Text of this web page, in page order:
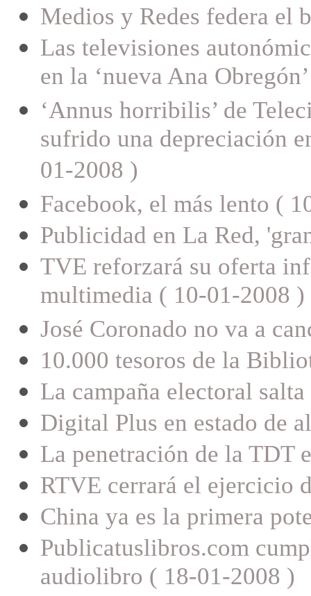
Medios y Redes federa el
Las televisiones
en la ‘nueva Ana
‘Annus horribilis’ de
sufrido una depreciación
01-2008 )
Facebook, el más lento (
Publicidad en La Red,
TVE reforzará su oferta
multimedia ( 10-01-2008 )
José Coronado no va a
10.000 tesoros de la
La campaña electoral
Digital Plus en estado de
La penetración de la TDT
RTVE cerrará el ejercicio
China ya es la primera
Publicatuslibros.com
audiolibro ( 18-01-2008 )